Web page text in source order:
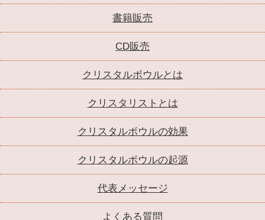
書籍販売
CD販売
クリスタルボウルとは
クリスタリストとは
クリスタルボウルの効果
クリスタルボウルの起源
代表メッセージ
よくある質問